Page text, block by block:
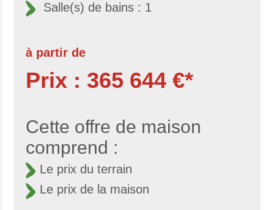
Salle(s) de bains : 1
à partir de
Prix : 365 644 €*
Cette offre de maison
comprend :
Le prix du terrain
Le prix de la maison